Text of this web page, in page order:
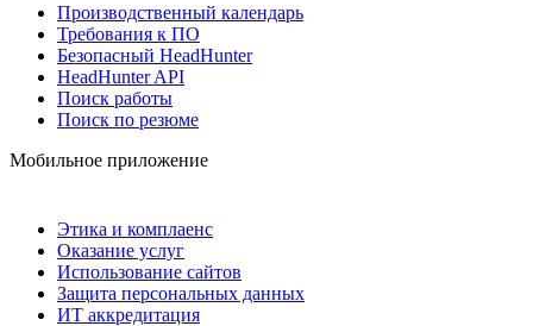
Производственный календарь
Требования к ПО
Безопасный HeadHunter
HeadHunter API
Поиск работы
Поиск по резюме
Мобильное приложение
Этика и комплаенс
Оказание услуг
Использование сайтов
Защита персональных данных
ИТ аккредитация